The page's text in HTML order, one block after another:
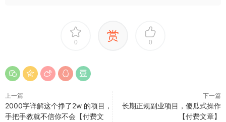
0 赏 0
上一篇
2000字详解这个挣了2w 的项目，
手把手教就不信你不会【付费文
下一篇
长期正规副业项目，傻瓜式操作
【付费文章】